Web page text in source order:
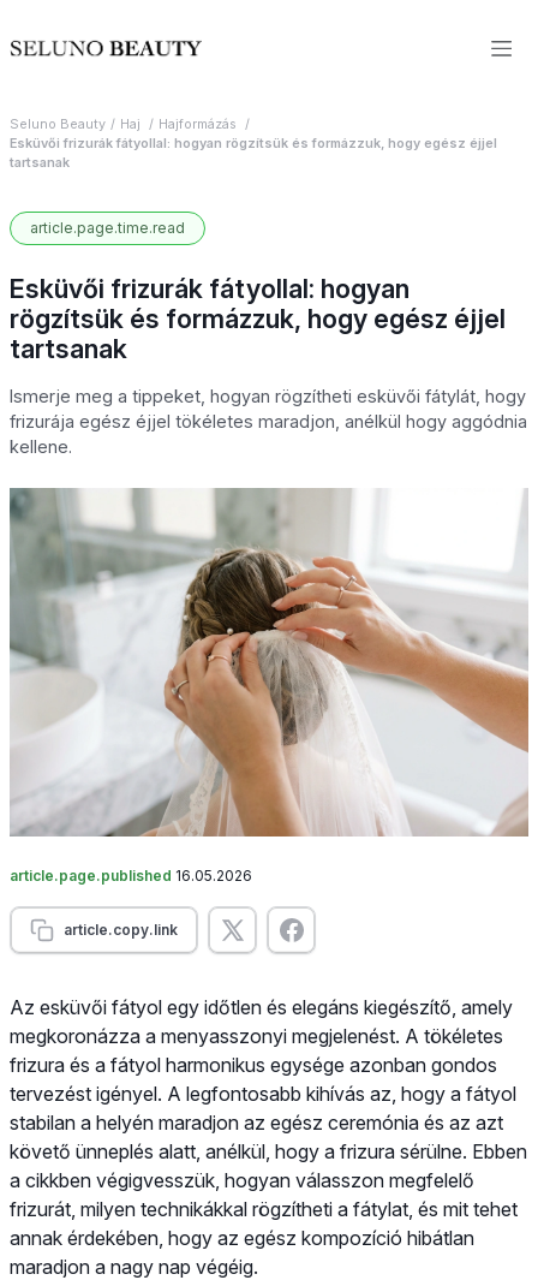
Seluno Beauty Haj
Hajformázás
Esküvői frizurák fátyollal: hogyan rögzítsük és formázzuk, hogy egész éjjel
tartsanak
article.page.time.read
Esküvői frizurák fátyollal: hogyan
rögzítsük és formázzuk, hogy egész éjjel
tartsanak
Ismerje meg a tippeket, hogyan rögzítheti esküvői fátylát, hogy
frizurája egész éjjel tökéletes maradjon, anélkül hogy aggódnia
kellene.
article.page.published 16.05.2026
article.copy.link
Az esküvői fátyol egy időtlen és elegáns kiegészítő, amely
megkoronázza a menyasszonyi megjelenést. A tökéletes
frizura és a fátyol harmonikus egysége azonban gondos
tervezést igényel. A legfontosabb kihívás az, hogy a fátyol
stabilan a helyén maradjon az egész ceremónia és az azt
követő ünneplés alatt, anélkül, hogy a frizura sérülne. Ebben
a cikkben végigvesszük, hogyan válasszon megfelelő
frizurát, milyen technikákkal rögzítheti a fátylat, és mit tehet
annak érdekében, hogy az egész kompozíció hibátlan
maradjon a nagy nap végéig.